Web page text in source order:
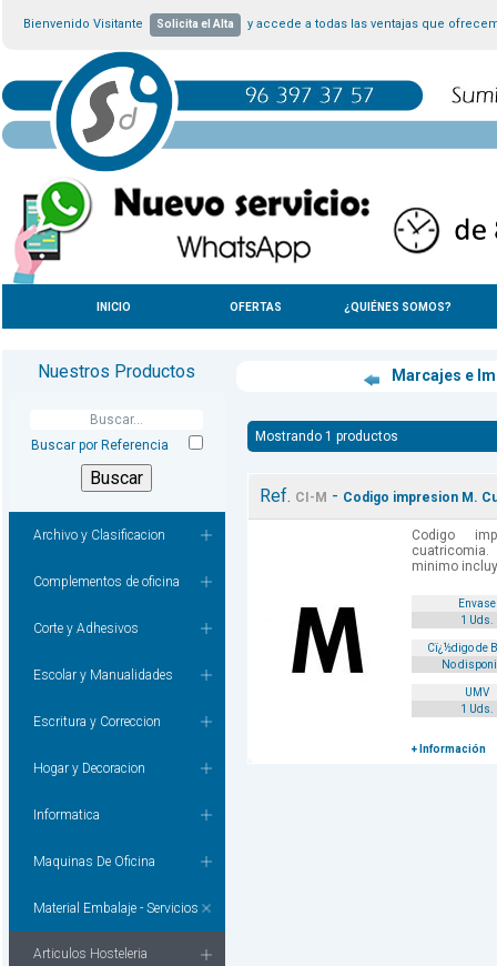
Bienvenido Visitante Solicita el Alta y accede a todas las ventajas que
INICIO OFERTAS ¿QUIÉNES SOMOS?
Nuestros Productos
Buscar por Referencia
Archivo y Clasificacion
Complementos de oficina
Corte y Adhesivos
Escolar y Manualidades
Escritura y Correccion
Hogar y Decoracion
Informatica
Maquinas De Oficina
Material Embalaje - Servicios
Articulos Hosteleria
Marcajes e
Mostrando 1 productos
Ref. CI-M - Codigo impresion M.
Codigo
minimo
Envase
1 Uds.
Cï¿½digo de
No
UMV
1 Uds.
+ Información